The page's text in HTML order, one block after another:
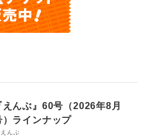
えんぶ』60号（2026年8月
）ラインナップ
えんぶ